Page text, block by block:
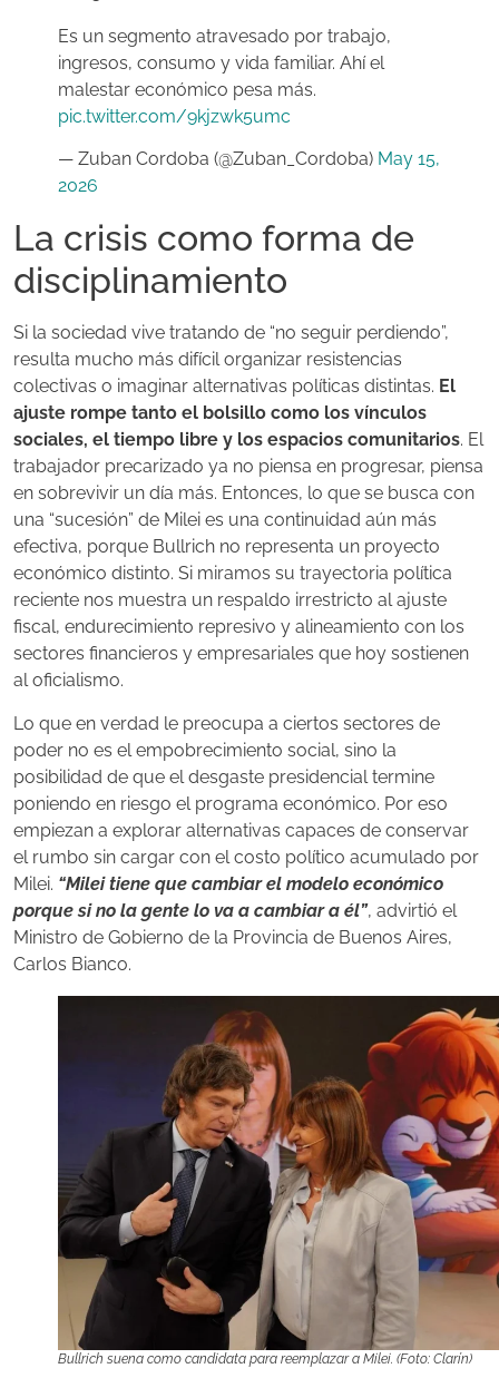
Es un segmento atravesado por trabajo,
ingresos, consumo y vida familiar. Ahí el
malestar económico pesa más.
pic.twitter.com/9kjzwk5umc
— Zuban Cordoba (@Zuban_Cordoba) May 15,
2026
La crisis como forma de
disciplinamiento
Si la sociedad vive tratando de “no seguir perdiendo”,
resulta mucho más difícil organizar resistencias
colectivas o imaginar alternativas políticas distintas. El
ajuste rompe tanto el bolsillo como los vínculos
sociales, el tiempo libre y los espacios comunitarios. El
trabajador precarizado ya no piensa en progresar, piensa
en sobrevivir un día más. Entonces, lo que se busca con
una “sucesión” de Milei es una continuidad aún más
efectiva, porque Bullrich no representa un proyecto
económico distinto. Si miramos su trayectoria política
reciente nos muestra un respaldo irrestricto al ajuste
fiscal, endurecimiento represivo y alineamiento con los
sectores financieros y empresariales que hoy sostienen
al oficialismo.
Lo que en verdad le preocupa a ciertos sectores de
poder no es el empobrecimiento social, sino la
posibilidad de que el desgaste presidencial termine
poniendo en riesgo el programa económico. Por eso
empiezan a explorar alternativas capaces de conservar
el rumbo sin cargar con el costo político acumulado por
Milei. “Milei tiene que cambiar el modelo económico
porque si no la gente lo va a cambiar a él”, advirtió el
Ministro de Gobierno de la Provincia de Buenos Aires,
Carlos Bianco.
Bullrich suena como candidata para reemplazar a Milei. (Foto: Clarín)